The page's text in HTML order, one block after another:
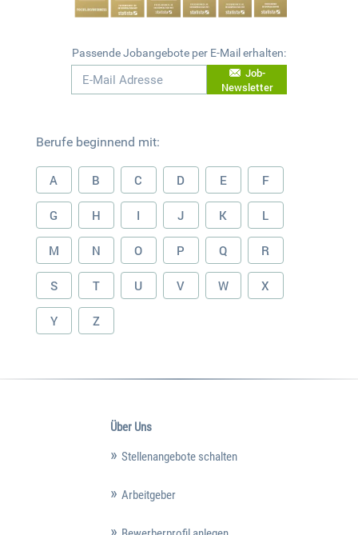
Passende Jobangebote per E-Mail erhalten:
Job-
Newsletter
Berufe beginnend mit:
A B C D E F
G H I J K L
M N O P Q R
S T U V W X
Y Z
Über Uns
Stellenangebote schalten
Arbeitgeber